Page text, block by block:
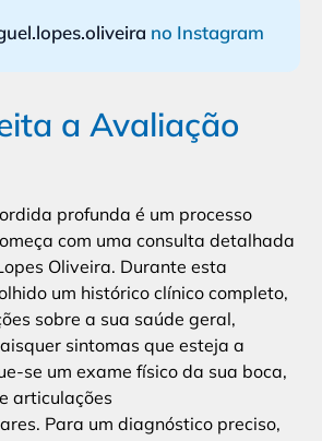
no Instagram
a Avaliação
profunda é um processo
com uma consulta detalhada
Oliveira. Durante esta
um histórico clínico completo,
sobre a sua saúde geral,
sintomas que esteja a
se um exame físico da sua boca,
articulações
Para um diagnóstico preciso,